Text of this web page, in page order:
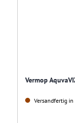
Vermop
Versandfertig